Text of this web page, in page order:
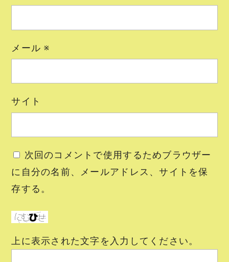
メール ※
サイト
次回のコメントで使用するためブラウザー
に自分の名前、メールアドレス、サイトを保
存する。
上に表示された文字を入力してください。